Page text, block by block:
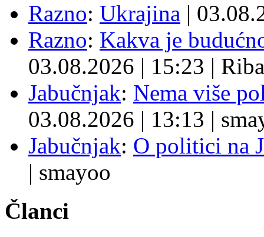
Razno: Ukrajina |
Razno: Kakva je
03.08.2026 | 15:23 | Riba
Jabučnjak: Nema više
03.08.2026 | 13:13 |
Jabučnjak: O politici na
| smayoo
Članci